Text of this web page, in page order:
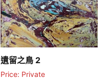
遺留之鳥 2
Price: Private